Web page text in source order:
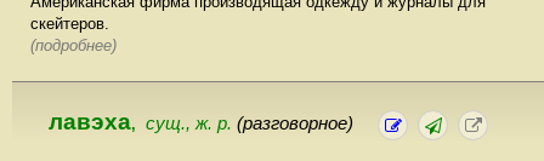
скейтеров.
(подробнее)
лавэха, сущ., ж. р. (разговорное)